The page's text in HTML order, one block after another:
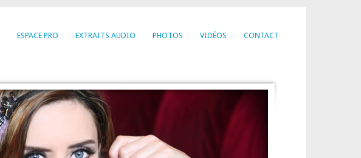
ESPACE PRO EXTRAITS AUDIO PHOTOS VIDÉOS CONTACT